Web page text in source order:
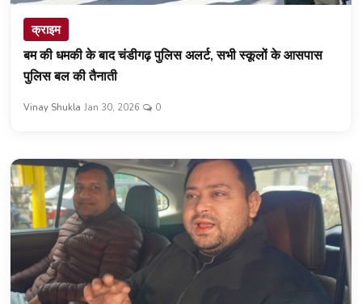
क्राइम
बम की धमकी के बाद चंडीगढ़ पुलिस अलर्ट, सभी स्कूलों के आसपास
पुलिस बल की तैनाती
Vinay Shukla Jan 30, 2026 0